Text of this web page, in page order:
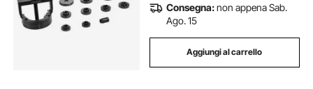
Consegna:non appena Sab.
Ago. 15
Aggiungi al carrello